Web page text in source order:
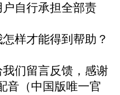
自行承担全部责
样才能得到帮助？
们留言反馈，感谢
音（中国版唯一官